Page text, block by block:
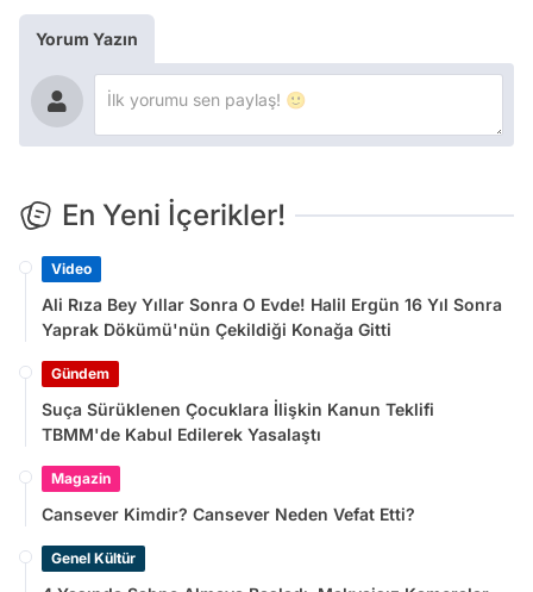
Yorum Yazın
En Yeni İçerikler!
Video
Ali Rıza Bey Yıllar Sonra O Evde! Halil Ergün 16 Yıl Sonra
Yaprak Dökümü'nün Çekildiği Konağa Gitti
Gündem
Suça Sürüklenen Çocuklara İlişkin Kanun Teklifi
TBMM'de Kabul Edilerek Yasalaştı
Magazin
Cansever Kimdir? Cansever Neden Vefat Etti?
Genel Kültür